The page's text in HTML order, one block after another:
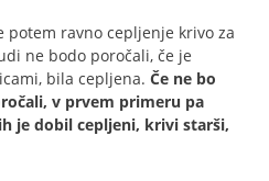
potem ravno cepljenje krivo za
ne bodo poročali, če je
bila cepljena. Če ne bo
v prvem primeru pa
je dobil cepljeni, krivi starši,